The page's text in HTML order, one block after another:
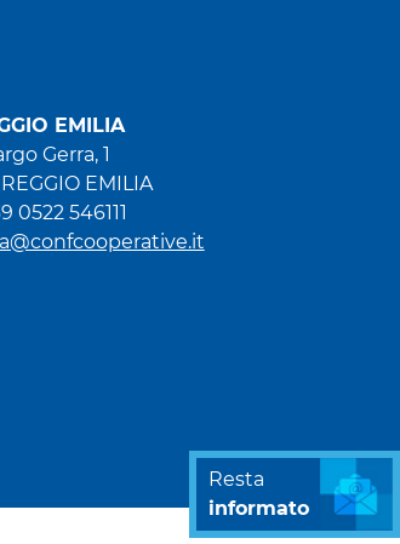
Resta
informato
EMILIA
Gerra, 1
EMILIA
0522 546111